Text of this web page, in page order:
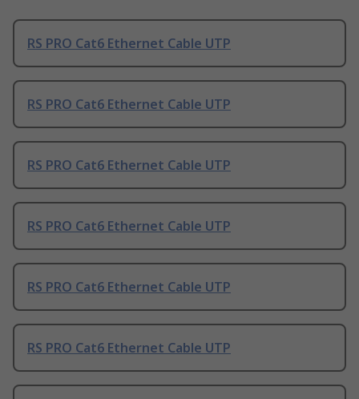
RS PRO Cat6 Ethernet Cable UTP
RS PRO Cat6 Ethernet Cable UTP
RS PRO Cat6 Ethernet Cable UTP
RS PRO Cat6 Ethernet Cable UTP
RS PRO Cat6 Ethernet Cable UTP
RS PRO Cat6 Ethernet Cable UTP